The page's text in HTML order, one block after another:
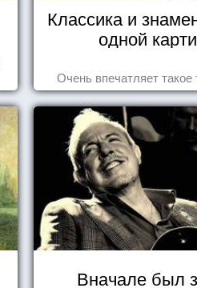
Классика и
одной
Очень впечатляет такое
Вначале был